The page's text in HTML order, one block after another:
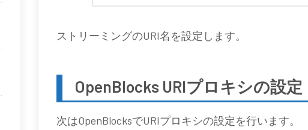
ストリーミングのURI名を設定します。
OpenBlocks URIプロキシの設定
次はOpenBlocksでURIプロキシの設定を行います。